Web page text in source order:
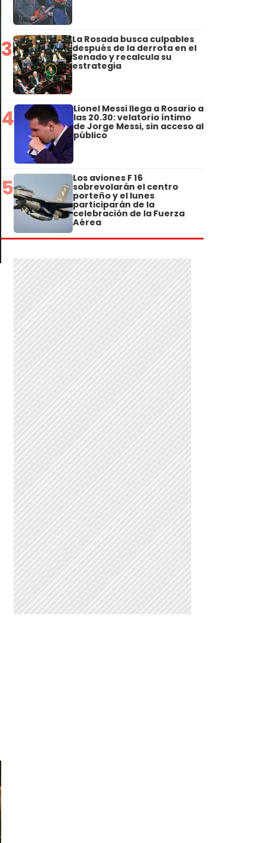
3 La Rosada busca culpables
después de la derrota en el
Senado y recalcula su
estrategia
4 Lionel Messi llega a Rosario a
las 20.30: velatorio íntimo
de Jorge Messi, sin acceso al
público
5 Los aviones F 16
sobrevolarán el centro
porteño y el lunes
participarán de la
celebración de la Fuerza
Aérea